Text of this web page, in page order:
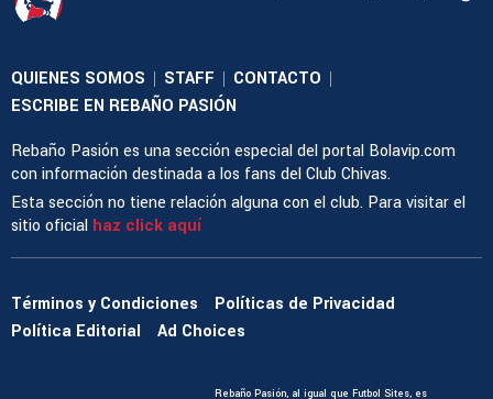
QUIENES SOMOS | STAFF | CONTACTO |
ESCRIBE EN REBAÑO PASIÓN
Rebaño Pasión es una sección especial del portal Bolavip.com
con información destinada a los fans del Club Chivas.
Esta sección no tiene relación alguna con el club. Para visitar el
sitio oficial haz click aquí
Términos y Condiciones
Políticas de Privacidad
Política Editorial
Ad Choices
Rebaño Pasión, al igual que Futbol Sites, es